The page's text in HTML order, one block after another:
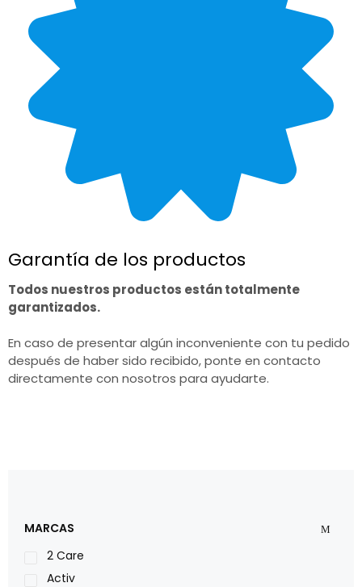
Garantía de los productos
Todos nuestros productos están totalmente
garantizados.
En caso de presentar algún inconveniente con tu pedido
después de haber sido recibido, ponte en contacto
directamente con nosotros para ayudarte.
MARCAS
2 Care
Activ